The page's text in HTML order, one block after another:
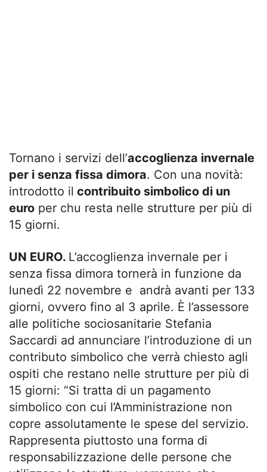
Tornano i servizi dell’accoglienza invernale
per i senza fissa dimora. Con una novità:
introdotto il contribuito simbolico di un
euro per chu resta nelle strutture per più di
15 giorni.
UN EURO. L’accoglienza invernale per i
senza fissa dimora tornerà in funzione da
lunedì 22 novembre e andrà avanti per 133
giorni, ovvero fino al 3 aprile. È l’assessore
alle politiche sociosanitarie Stefania
Saccardi ad annunciare l’introduzione di un
contributo simbolico che verrà chiesto agli
ospiti che restano nelle strutture per più di
15 giorni: “Si tratta di un pagamento
simbolico con cui l’Amministrazione non
copre assolutamente le spese del servizio.
Rappresenta piuttosto una forma di
responsabilizzazione delle persone che